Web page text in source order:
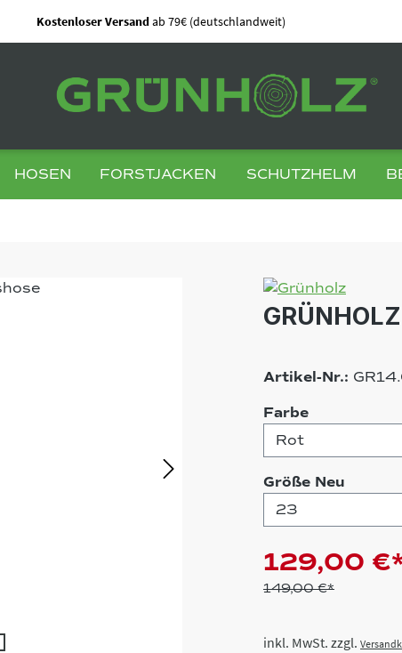
Kostenloser Versandab 79€ (deutschlandweit)
HOSEN FORSTJACKEN SCHUTZHELM
Artikel-Nr.:
Farbeauswählen
Größe Neu
129,00
149,00 €*
inkl. MwSt. zzgl.